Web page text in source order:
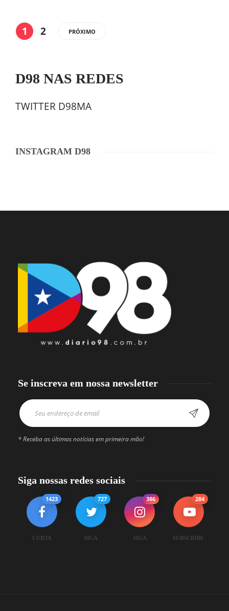
1 2 PRÓXIMO
D98 NAS REDES
TWITTER D98MA
INSTAGRAM D98
Se inscreva em nossa newsletter
* Receba as últimas notícias em primeira mão!
Siga nossas redes sociais
1423
CURTA
727
SIGA
386
SIGA
284
SUBSCRIBE